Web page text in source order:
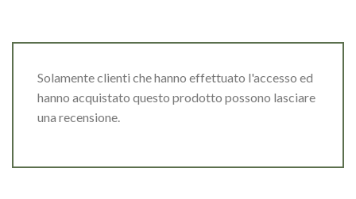
Solamente clienti che hanno effettuato l'accesso ed
hanno acquistato questo prodotto possono lasciare
una recensione.